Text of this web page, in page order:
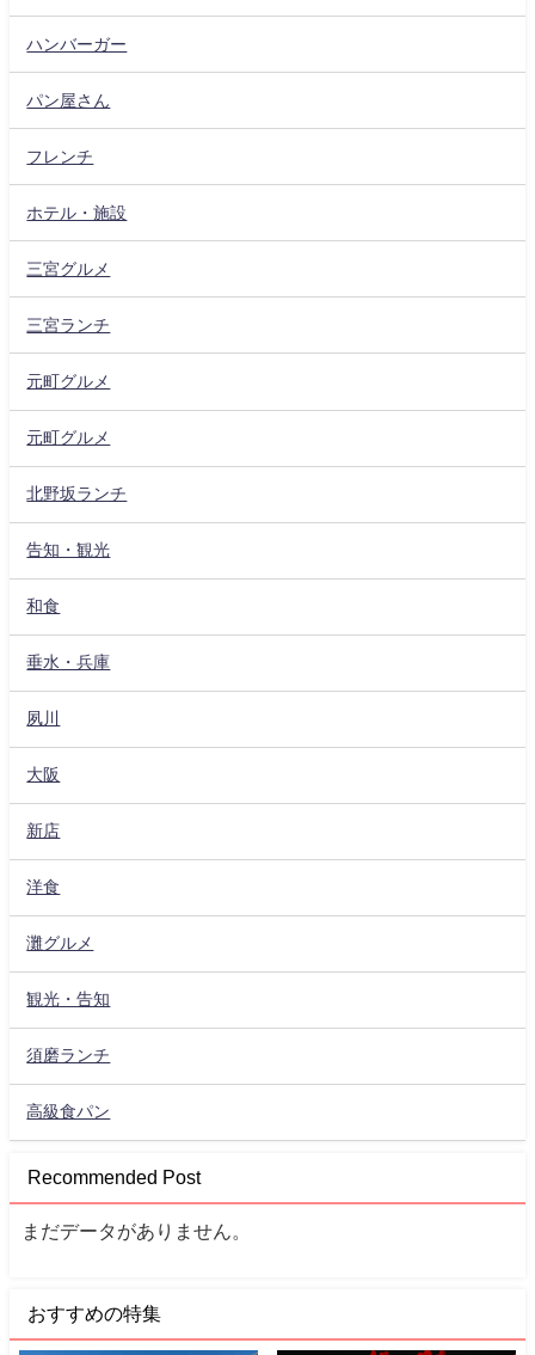
ハンバーガー
パン屋さん
フレンチ
ホテル・施設
三宮グルメ
三宮ランチ
元町グルメ
元町グルメ
北野坂ランチ
告知・観光
和食
垂水・兵庫
夙川
大阪
新店
洋食
灘グルメ
観光・告知
須磨ランチ
高級食パン
Recommended Post
まだデータがありません。
おすすめの特集